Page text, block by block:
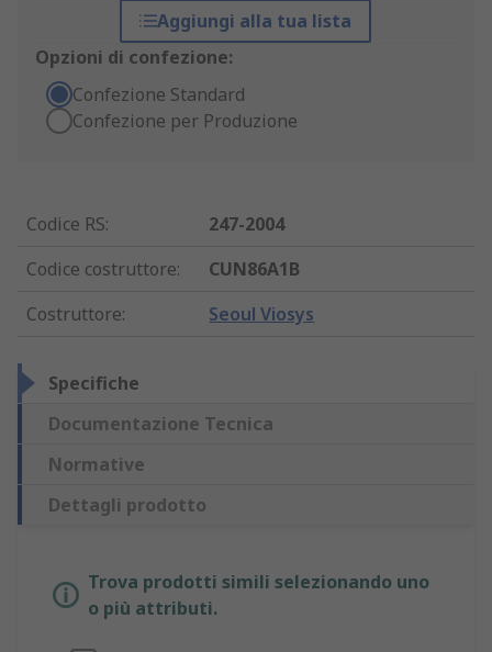
Aggiungi alla tua lista
Opzioni di confezione:
Confezione Standard
Confezione per Produzione
Codice RS:
247-2004
Codice costruttore:
CUN86A1B
Costruttore: Seoul Viosys
Specifiche
Documentazione Tecnica
Normative
Dettagli prodotto
Trova prodotti simili selezionando uno
o più attributi.